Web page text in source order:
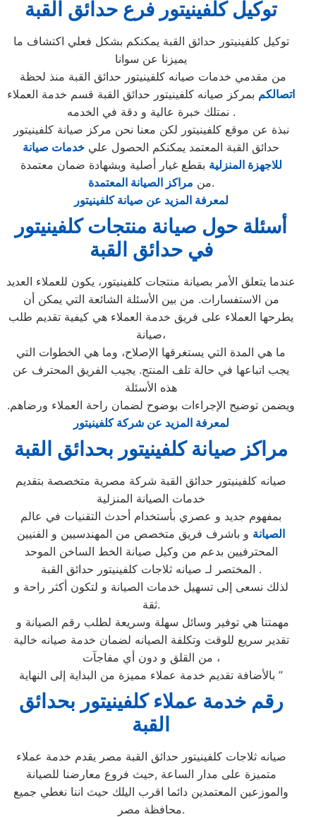
توكيل كلفينيتور فرع حدائق القبة
توكيل كلفينيتور حدائق القبة يمكنكم بشكل فعلي اكتشاف ما
يميزنا عن سوانا
من مقدمي خدمات صيانه كلفينيتور حدائق القبة منذ لحظة
اتصالكم بمركز صيانه كلفينيتور حدائق القبة قسم خدمة العملاء
. نمتلك خبرة عالية و دقة في الخدمه
نبذة عن موقع كلفينيتور لكن معنا نحن مركز صيانة كلفينيتور
حدائق القبة المعتمد يمكنكم الحصول علي خدمات صيانة
للاجهزة المنزلية بقطع غيار أصلية وبشهادة ضمان معتمدة
من مراكز الصيانة المعتمدة
.
لمعرفة المزيد عن صيانة كلفينيتور
أسئلة حول صيانة منتجات كلفينيتور
في حدائق القبة
عندما يتعلق الأمر بصيانة منتجات كلفينيتور، يكون للعملاء العديد
من الاستفسارات. من بين الأسئلة الشائعة التي يمكن أن
يطرحها العملاء على فريق خدمة العملاء هي كيفية تقديم طلب
صيانة،
ما هي المدة التي يستغرقها الإصلاح، وما هي الخطوات التي
يجب اتباعها في حالة تلف المنتج. يجيب الفريق المحترف عن
هذه الأسئلة
ويضمن توضيح الإجراءات بوضوح لضمان راحة العملاء ورضاهم.
لمعرفة المزيد عن شركة كلفينيتور
مراكز صيانة كلفينيتور بحدائق القبة
صيانه كلفينيتور حدائق القبة شركة مصرية متخصصة بتقديم
خدمات الصيانة المنزلية
بمفهوم جديد و عصري بأستخدام أحدث التقنيات في عالم
الصيانة و باشرف فريق متخصص من المهندسيين و الفنيين
المحترفيين بدعم من وكيل صيانة الخط الساخن الموحد
المختصر لـ صيانه ثلاجات كلفينيتور حدائق القبة .
لذلك نسعى إلى تسهيل خدمات الصيانة و لتكون أكثر راحة و
ثقة.
تقدير سريع للوقت وتكلفة الصيانه لضمان خدمة صيانه خالية
من القلق و دون أي مفاجآت ،
بالأضافة تقديم خدمة عملاء مميزة من البداية إلى النهاية ”
رقم خدمة عملاء كلفينيتور بحدائق
القبة
صيانه ثلاجات كلفينيتور حدائق القبة مصر يقدم خدمة عملاء
متميزة على مدار الساعة ,حيث فروع معارضنا للصيانة
والموزعين المعتمدين دائما اقرب اليلك حيث اننا نغطي جميع
محافظة مصر.